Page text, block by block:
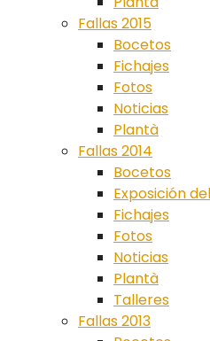
Fallas 2015
Bocetos
Fichajes
Fotos
Noticias
Plantà
Fallas 2014
Bocetos
Exposición
Fichajes
Fotos
Noticias
Plantà
Talleres
Fallas 2013